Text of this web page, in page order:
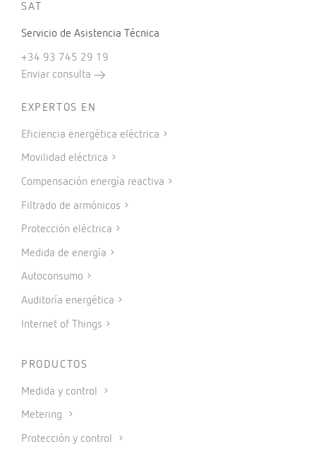
SAT
Servicio de Asistencia Técnica
+34 93 745 29 19
Enviar consulta
EXPERTOS EN
Eficiencia energética eléctrica
Movilidad eléctrica
Compensación energía reactiva
Filtrado de armónicos
Protección eléctrica
Medida de energía
Autoconsumo
Auditoría energética
Internet of Things
PRODUCTOS
Medida y control
Metering
Protección y control